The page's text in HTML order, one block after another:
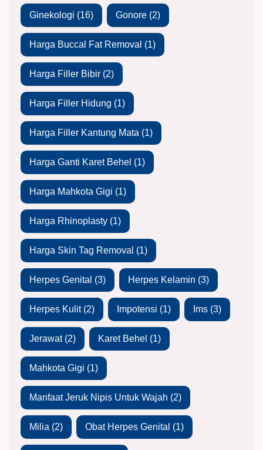
Ginekologi (16) Gonore (2)
Harga Buccal Fat Removal (1)
Harga Filler Bibir (2)
Harga Filler Hidung (1)
Harga Filler Kantung Mata (1)
Harga Ganti Karet Behel (1)
Harga Mahkota Gigi (1)
Harga Rhinoplasty (1)
Harga Skin Tag Removal (1)
Herpes Genital (3) Herpes Kelamin (3)
Herpes Kulit(2) Impotensi (1) Ims (3)
Jerawat(2) Karet Behel (1)
Mahkota Gigi (1)
Manfaat Jeruk Nipis Untuk Wajah (2)
Milia (2) Obat Herpes Genital (1)